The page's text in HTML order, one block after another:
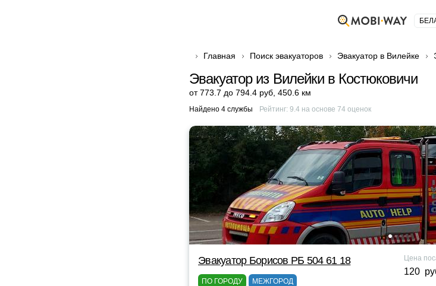
Главная Поиск эвакуаторов Эвакуатор в Вилейке
Эвакуатор из Вилейки в Костюковичи
от 773.7 до 794.4 руб 450.6 км
Найдено 4 службы Рейтинг: 9.4на основе 74оценок
Эвакуатор Борисов РБ 504 61 18
ПО ГОРОДУ МЕЖГОРОД
Цена
120